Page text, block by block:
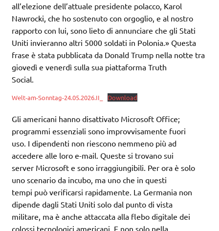
all’elezione dell’attuale presidente polacco, Karol
Nawrocki, che ho sostenuto con orgoglio, e al nostro
rapporto con lui, sono lieto di annunciare che gli Stati
Uniti invieranno altri 5000 soldati in Polonia.» Questa
frase è stata pubblicata da Donald Trump nella notte tra
giovedì e venerdì sulla sua piattaforma Truth
Social.
Welt-am-Sonntag-24.05.2026.II_ Download
Gli americani hanno disattivato Microsoft Office;
programmi essenziali sono improvvisamente fuori
uso. I dipendenti non riescono nemmeno più ad
accedere alle loro e-mail. Queste si trovano sui
server Microsoft e sono irraggiungibili. Per ora è solo
uno scenario da incubo, ma uno che in questi
tempi può verificarsi rapidamente. La Germania non
dipende dagli Stati Uniti solo dal punto di vista
militare, ma è anche attaccata alla flebo digitale dei
colossi tecnologici americani. E non solo nella